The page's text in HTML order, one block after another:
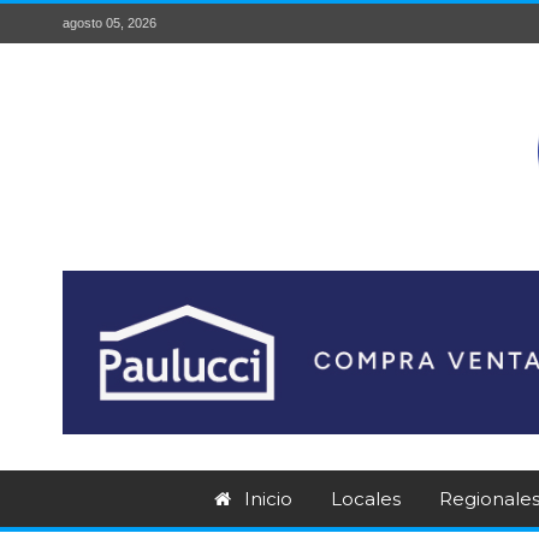
agosto 05, 2026
Inicio Locales Regionales